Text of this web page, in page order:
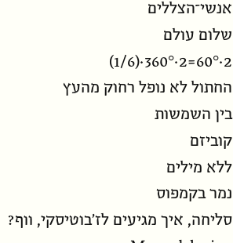
אנשי־הצללים
שלום עולם
2·60°=2·360°·(1/6)
החתול לא נופל רחוק מהעץ
בין השמשות
קוביזם
ללא מילים
נמר בקמפוס
סליחה, איך מגיעים לז’בוטיסקי, ווף?